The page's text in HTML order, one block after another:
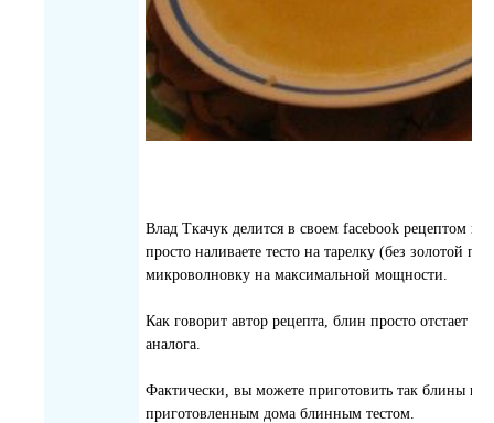
Влад Ткачук делится в своем facebook рецептом
просто наливаете тесто на тарелку (без золотой
микроволновку на максимальной мощности.
Как говорит автор рецепта, блин просто отстает
аналога.
Фактически, вы можете приготовить так блины и в
приготовленным дома блинным тестом.